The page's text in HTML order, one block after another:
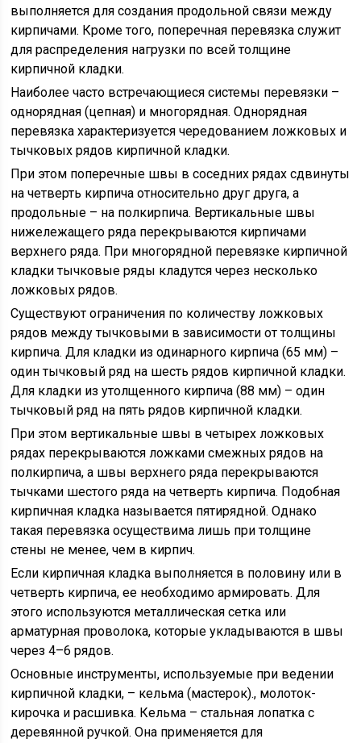
выполняется для создания продольной связи между
кирпичами. Кроме того, поперечная перевязка служит
для распределения нагрузки по всей толщине
кирпичной кладки.
Наиболее часто встречающиеся системы перевязки –
однорядная (цепная) и многорядная. Однорядная
перевязка характеризуется чередованием ложковых и
тычковых рядов кирпичной кладки.
При этом поперечные швы в соседних рядах сдвинуты
на четверть кирпича относительно друг друга, а
продольные – на полкирпича. Вертикальные швы
нижележащего ряда перекрываются кирпичами
верхнего ряда. При многорядной перевязке кирпичной
кладки тычковые ряды кладутся через несколько
ложковых рядов.
Существуют ограничения по количеству ложковых
рядов между тычковыми в зависимости от толщины
кирпича. Для кладки из одинарного кирпича (65 мм) –
один тычковый ряд на шесть рядов кирпичной кладки.
Для кладки из утолщенного кирпича (88 мм) – один
тычковый ряд на пять рядов кирпичной кладки.
При этом вертикальные швы в четырех ложковых
рядах перекрываются ложками смежных рядов на
полкирпича, а швы верхнего ряда перекрываются
тычками шестого ряда на четверть кирпича. Подобная
кирпичная кладка называется пятирядной. Однако
такая перевязка осуществима лишь при толщине
стены не менее, чем в кирпич.
Если кирпичная кладка выполняется в половину или в
четверть кирпича, ее необходимо армировать. Для
этого используются металлическая сетка или
арматурная проволока, которые укладываются в швы
через 4–6 рядов.
Основные инструменты, используемые при ведении
кирпичной кладки, – кельма (мастерок)., молоток-
кирочка и расшивка. Кельма – стальная лопатка с
деревянной ручкой. Она применяется для